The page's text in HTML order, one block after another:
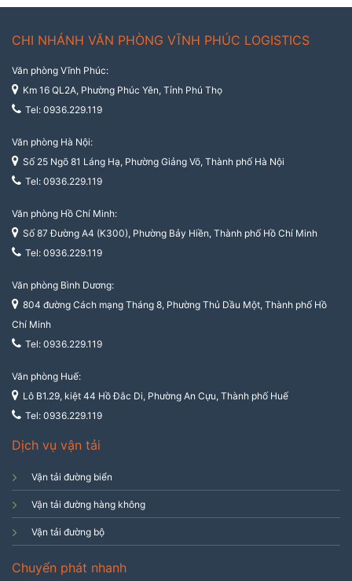
CHI NHÁNH VĂN PHÒNG VĨNH PHÚC LOGISTICS
Văn phòng Vĩnh Phúc:
Km 16 QL2A, Phường Phúc Yên, Tỉnh Phú Thọ
Tel: 0936.229.119
Văn phòng Hà Nội:
Số 25 Ngõ 81 Láng Hạ, Phường Giảng Võ, Thành phố Hà Nội
Tel: 0936.229.119
Văn phòng Hồ Chí Minh:
Số 87 Đường A4 (K300), Phường Bảy Hiền, Thành phố Hồ Chí Minh
Tel: 0936.229.119
Văn phòng Bình Dương:
804 đường Cách mạng Tháng 8, Phường Thủ Dầu Một, Thành phố Hồ
Chí Minh
Tel: 0936.229.119
Văn phòng Huế:
Lô B1.29, kiệt 44 Hồ Đắc Di, Phường An Cựu, Thành phố Huế
Tel: 0936.229.119
Dịch vụ vận tải
Vận tải đường biển
Vận tải đường hàng không
Vận tải đường bộ
Chuyển phát nhanh